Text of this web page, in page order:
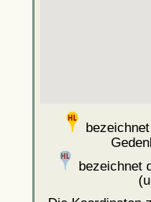
bezeichnet